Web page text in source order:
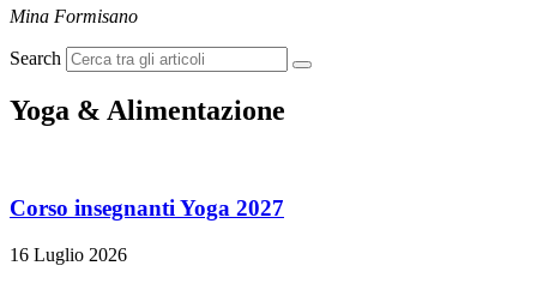
Mina Formisano
Search
Yoga & Alimentazione
Corso insegnanti Yoga 2027
16 Luglio 2026